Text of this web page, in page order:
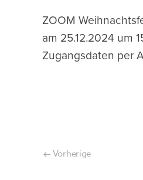
ZOOM
am 25.12.2024 um
Zugangsdaten per
Vorherige